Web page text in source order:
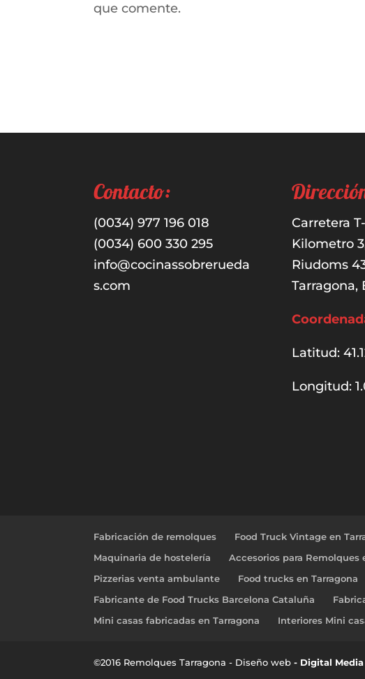
que comente.
Contacto:
(0034) 977 196 018
(0034) 600 330 295
info@cocinassobrerueda
s.com
Carretera
Kilometro
Riudoms
Tarragona,
Latitud:
Longitud:
Fabricación de remolques Food Truck Vintage en
Maquinaria de hostelería
Accesorios para Remolques
Pizzerias venta ambulante
Food trucks en Tarragona
Fabricante de Food Trucks Barcelona Cataluña
Mini casas fabricadas en Tarragona
Interiores Mini
©2016 Remolques Tarragona - Diseño web- Digital